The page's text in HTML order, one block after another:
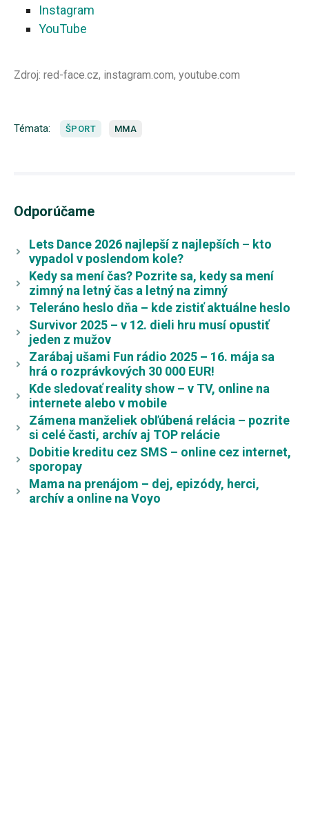
Instagram
YouTube
Zdroj: red-face.cz, instagram.com, youtube.com
Témata: ŠPORT MMA
Odporúčame
Lets Dance 2026 najlepší z najlepších – kto
vypadol v poslendom kole?
Kedy sa mení čas? Pozrite sa, kedy sa mení
zimný na letný čas a letný na zimný
Teleráno heslo dňa – kde zistiť aktuálne heslo
Survivor 2025 – v 12. dieli hru musí opustiť
jeden z mužov
Zarábaj ušami Fun rádio 2025 – 16. mája sa
hrá o rozprávkových 30 000 EUR!
Kde sledovať reality show – v TV, online na
internete alebo v mobile
Zámena manželiek obľúbená relácia – pozrite
si celé časti, archív aj TOP relácie
Dobitie kreditu cez SMS – online cez internet,
sporopay
Mama na prenájom – dej, epizódy, herci,
archív a online na Voyo